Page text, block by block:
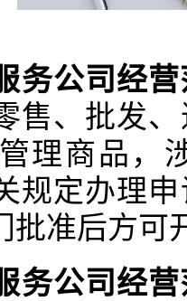
务公司经
售、批发
理商品，
规定办理
批准后方可
务公司经